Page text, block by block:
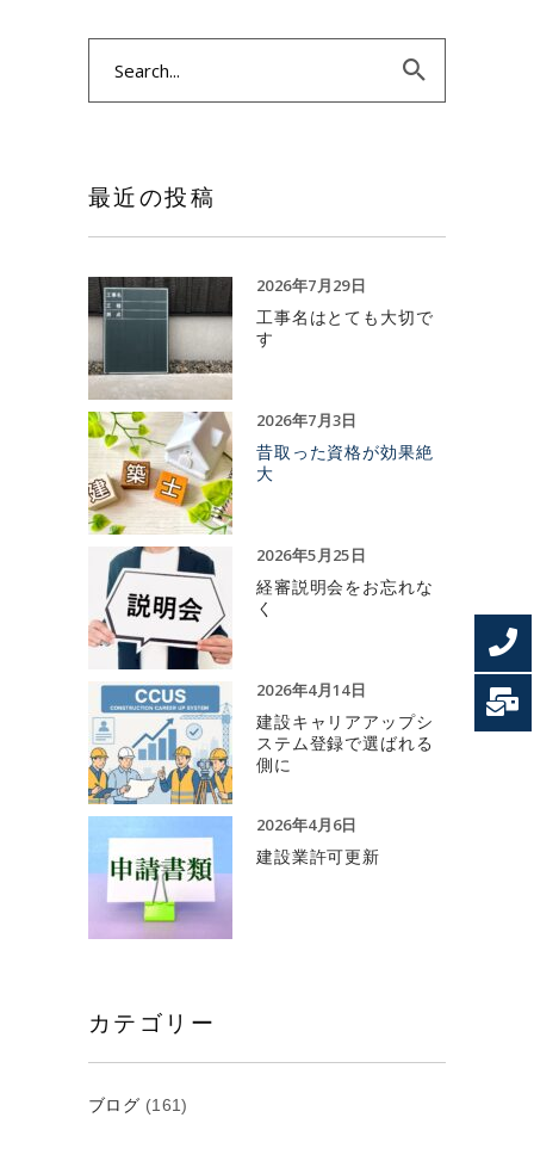
最近の投稿
2026年7月29日
工事名はとても大切で
す
2026年7月3日
昔取った資格が効果絶
大
2026年5月25日
経審説明会をお忘れな
く
2026年4月14日
建設キャリアアップシ
ステム登録で選ばれる
側に
2026年4月6日
建設業許可更新
カテゴリー
ブログ (161)